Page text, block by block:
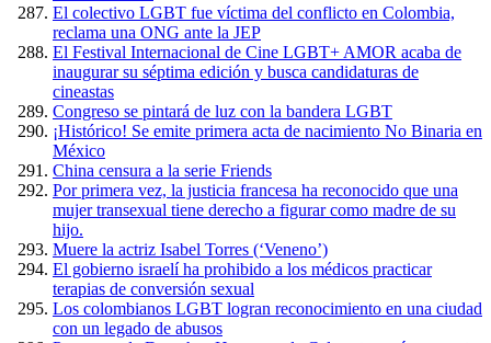
El colectivo LGBT fue víctima del conflicto en Colombia,
reclama una ONG ante la JEP
El Festival Internacional de Cine LGBT+ AMOR acaba de
inaugurar su séptima edición y busca candidaturas de
cineastas
Congreso se pintará de luz con la bandera LGBT
¡Histórico! Se emite primera acta de nacimiento No Binaria en
México
China censura a la serie Friends
Por primera vez, la justicia francesa ha reconocido que una
mujer transexual tiene derecho a figurar como madre de su
hijo.
Muere la actriz Isabel Torres (‘Veneno’)
El gobierno israelí ha prohibido a los médicos practicar
terapias de conversión sexual
Los colombianos LGBT logran reconocimiento en una ciudad
con un legado de abusos